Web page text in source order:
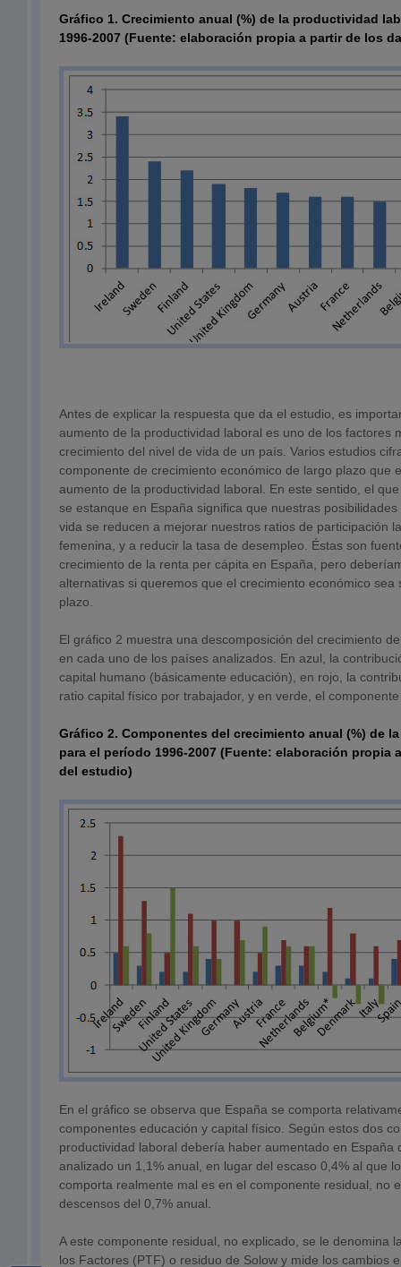
Gráfico 1. Crecimiento anual (%) de la productividad
1996-2007 (Fuente: elaboración propia a partir de los
Antes de explicar la respuesta que da el estudio, es
aumento de la productividad laboral es uno de los factores
crecimiento del nivel de vida de un país. Varios estudios
componente de crecimiento económico de largo plazo que
aumento de la productividad laboral. En este sentido, el
se estanque en España significa que nuestras
vida se reducen a mejorar nuestros ratios de participación
femenina, y a reducir la tasa de desempleo. Éstas son
crecimiento de la renta per cápita en España, pero
alternativas si queremos que el crecimiento económico sea
plazo.
El gráfico 2 muestra una descomposición del crecimiento
en cada uno de los países analizados. En azul, la
capital humano (básicamente educación), en rojo, la
ratio capital físico por trabajador, y en verde, el
Gráfico 2. Componentes del crecimiento anual (%) de
para el período 1996-2007 (Fuente: elaboración propia
del estudio)
En el gráfico se observa que España se comporta
componentes educación y capital físico. Según estos dos
productividad laboral debería haber aumentado en España
analizado un 1,1% anual, en lugar del escaso 0,4% al que
comporta realmente mal es en el componente residual, no
descensos del 0,7% anual.
A este componente residual, no explicado, se le denomina
los Factores (PTF) o residuo de Solow y mide los cambios